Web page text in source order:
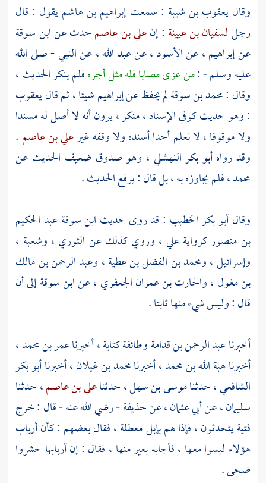
وقاليعقوب بن شيبة : سمعتإبراهيم بن هاشميقول : قال
رجللسفيان بن عيينة : إنعلي بن عاصمحدث عنابن سوقة
عنإبراهيم، عنالأسود، عنعبد الله، عن النبي - صلى الله
عليه وسلم - :من عزى مصابا فله مثل أجرهفلم ينكر الحديث ،
وقال :محمد بن سوقةلم يحفظ عنإبراهيمشيئا ، ثم قاليعقوب
: وهو حديث كوفي الإسناد ، منكر ، يرون أنه لا أصل له مسندا
ولا موقوفا ، لا نعلم أحدا أسنده ولا وقفه غيرعلي بن عاصم .
وقد رواهأبو بكر النهشلي ، وهو صدوق ضعيف الحديث عن
محمد، فلم يجاوزه به ، بل قال : يرفع الحديث .
وقالأبو بكر الخطيب : قد روى حديث ابن سوقةعبد الحكيم
بن منصوركروايةعلي ، وروي كذلك عن الثوري ، وشعبة ،
وإسرائيل،ومحمد بن الفضل بن عطية، وعبد الرحمن بن مالك
بن مغول ،والحارث بن عمران الجعفري ، عنابن سوقةإلى أن
قال : وليس شيء منها ثابتا .
أخبرناعبد الرحمن بن قدامةوطائفة كتابة ، أخبرناعمر بن محمد،
أخبرناهبة الله بن محمد، أخبرنامحمد بن غيلان، أخبرناأبو بكر
الشافعي، حدثناموسى بن سهل، حدثناعلي بن عاصم، حدثنا
سليمان، عنأبي عثمان، عنحذيفة- رضي الله عنه - قال : خرج
فتية يتحدثون ، فإذا هم بإبل معطلة ، فقال بعضهم : كأن أرباب
هؤلاء ليسوا معها ، فأجابه بعير منها ، فقال : إن أربابها حشروا
ضحى .